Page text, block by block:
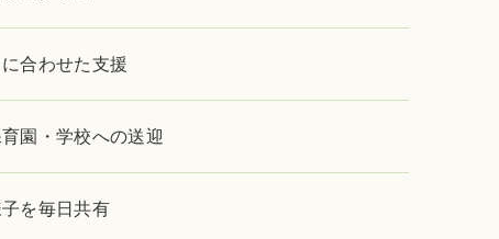
合わせた支援
園・学校への送迎
を毎日共有